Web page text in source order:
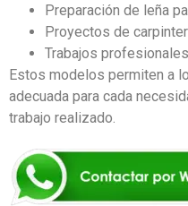
Preparación de leña
Proyectos de
Trabajos
Estos modelos permiten a
adecuada para cada
trabajo realizado.